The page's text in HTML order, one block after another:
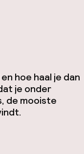
hoe haal je dan
je onder
de mooiste